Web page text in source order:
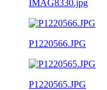
IMAG8330.jpg
P1220566.JPG
P1220565.JPG